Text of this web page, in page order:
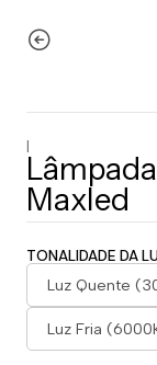
|
Maxled
TONALIDADE DA
Luz Quente
Luz Fria